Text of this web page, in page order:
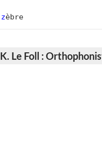
zèbre
K. Le Foll :